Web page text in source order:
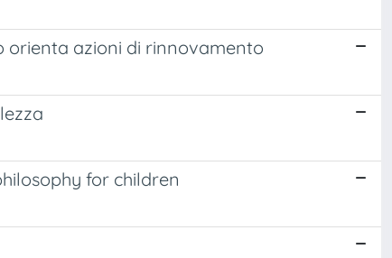
orienta azioni di rinnovamento
for children